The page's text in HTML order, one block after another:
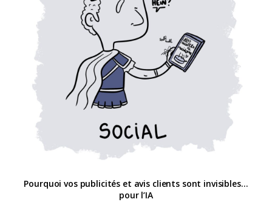
Pourquoi vos publicités et avis clients sont invisibles…
pour l’IA